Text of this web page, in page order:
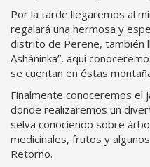
Por la tarde llegaremos al
regalará una hermosa y
distrito de Perene, también
Asháninka”, aquí
se cuentan en éstas
Finalmente conoceremos el
donde realizaremos un
selva conociendo sobre
medicinales, frutos y
Retorno.